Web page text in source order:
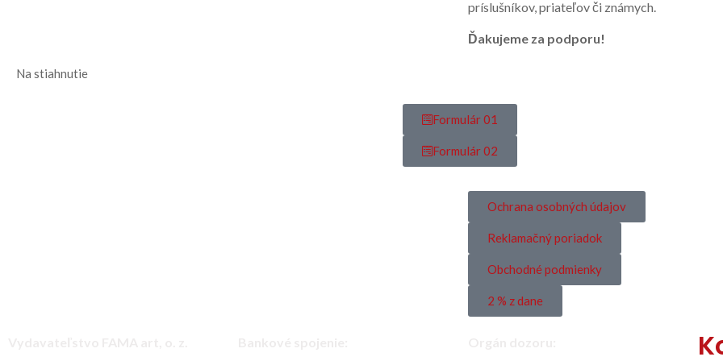
príslušníkov, priateľov či známych.
Ďakujeme za podporu!
Na stiahnutie
Formulár 01
Formulár 02
Ochrana osobných údajov
Reklamačný poriadok
Obchodné podmienky
2 % z dane